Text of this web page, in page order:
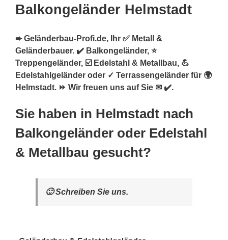
Balkongeländer Helmstadt
➨ Geländerbau-Profi.de, Ihr ✅ Metall &
Geländerbauer. ✔️ Balkongeländer, ⭐
Treppengeländer, ☑️ Edelstahl & Metallbau, 💪
Edelstahlgeländer oder ✓ Terrassengeländer für 🌍
Helmstadt. ⏩ Wir freuen uns auf Sie ✉ ✔️.
Sie haben in Helmstadt nach
Balkongeländer oder Edelstahl
& Metallbau gesucht?
🙂 Schreiben Sie uns.